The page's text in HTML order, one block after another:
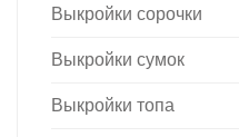
Выкройки сорочки
Выкройки сумок
Выкройки топа